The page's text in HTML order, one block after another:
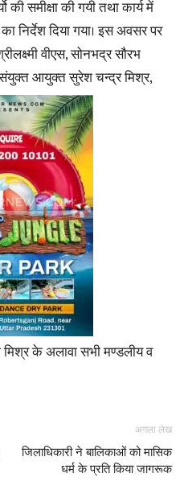
की समीक्षा की गयी तथा कार्य में
निर्देश दिया गया। इस अवसर पर
वीएस, सोनभद्र सौरभ
संयुक्त आयुक्त सुरेश चन्द्र मिश्र,
मिश्र के अलावा सभी मण्डलीय व
अगला लेख
जिलाधिकारी ने बालिकाओं को मासिक
धर्म के प्रति किया जागरूक